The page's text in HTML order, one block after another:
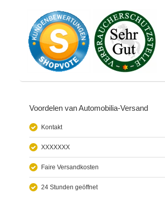
Voordelen van Automobilia-Versand
Kontakt
XXXXXXX
Faire Versandkosten
24 Stunden geöffnet